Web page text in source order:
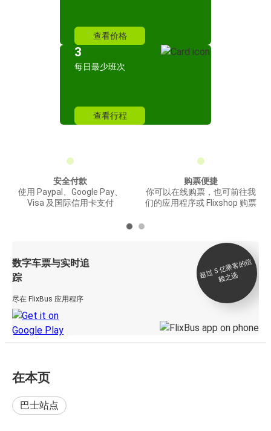
查看价格
3
每日最少班次
查看行程
安全付款
使用 Paypal、Google Pay、
Visa 及国际信用卡支付
购票便捷
你可以在线购票，也可前往我
们的应用程序或 Flixshop 购票
数字车票与实时追
踪
尽在 FlixBus 应用程序
超
过 5
亿
乘
客
的
信
赖
之
选
在本页
巴士站点